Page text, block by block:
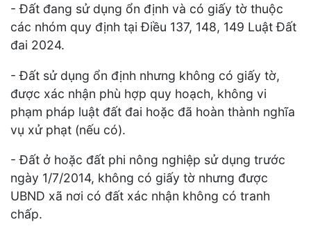
- Đất đang sử dụng ổn định và có giấy tờ thuộc
các nhóm quy định tại Điều 137, 148, 149 Luật Đất
đai 2024.
- Đất sử dụng ổn định nhưng không có giấy tờ,
được xác nhận phù hợp quy hoạch, không vi
phạm pháp luật đất đai hoặc đã hoàn thành nghĩa
vụ xử phạt (nếu có).
- Đất ở hoặc đất phi nông nghiệp sử dụng trước
ngày 1/7/2014, không có giấy tờ nhưng được
UBND xã nơi có đất xác nhận không có tranh
chấp.